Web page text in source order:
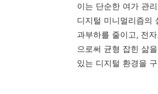
이는 단순한 여가 관
디지털 미니멀리즘의
과부하를 줄이고, 전
으로써 균형 잡힌 삶
있는 디지털 환경을